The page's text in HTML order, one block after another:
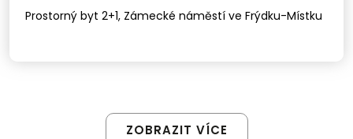
Prostorný byt 2+1, Zámecké náměstí ve Frýdku-Místku
ZOBRAZIT VÍCE